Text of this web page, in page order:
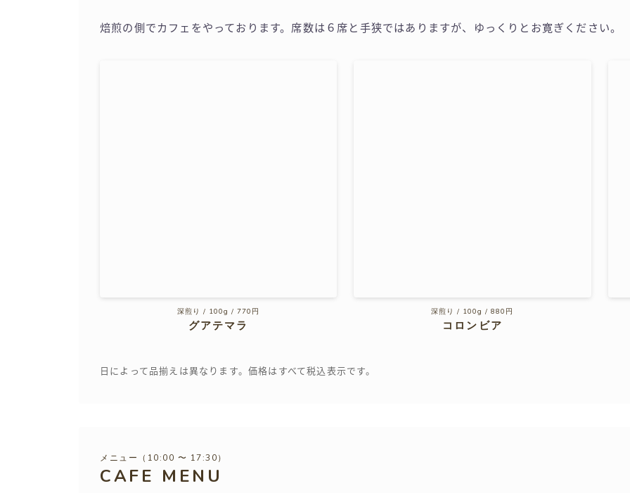
焙煎の側でカフェをやっております。席数は６席と手狭ではありますが、ゆっくりとお寛ぎください。
深煎り / 100g / 770円
グアテマラ
深煎り / 100g / 880円
コロンビア
日によって品揃えは異なります。価格はすべて税込表示です。
メニュー（10:00 〜 17:30）
CAFE MENU